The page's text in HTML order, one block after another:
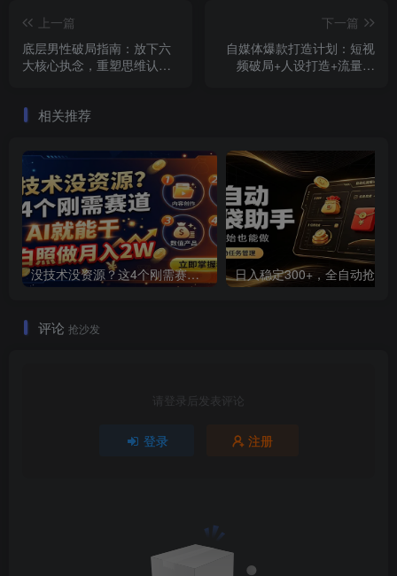
上一篇
底层男性破局指南：放下六
大核心执念，重塑思维认
下一篇
自媒体爆款打造计划：短视
频破局+人设打造+流量算
相关推荐
没技术没资源？这4个刚需赛道，AI就能干，小白照做月入2W
评论 抢沙发
请登录后发表评论
登录 注册